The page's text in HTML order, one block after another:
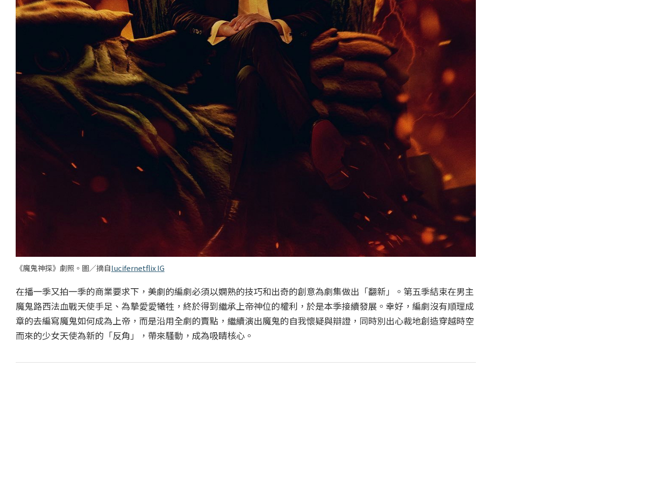
《魔鬼神探》劇照。圖／摘自lucifernetflix IG
在播一季又拍一季的商業要求下，美劇的編劇必須以嫻熟的技巧和出奇的創意為劇集做出「翻新」。第五季結束在男主
魔鬼路西法血戰天使手足、為摯愛愛犧牲，終於得到繼承上帝神位的權利，於是本季接續發展。幸好，編劇沒有順理成
章的去編寫魔鬼如何成為上帝，而是沿用全劇的賣點，繼續演出魔鬼的自我懷疑與辯證，同時別出心裁地創造穿越時空
而來的少女天使為新的「反角」，帶來騷動，成為吸睛核心。